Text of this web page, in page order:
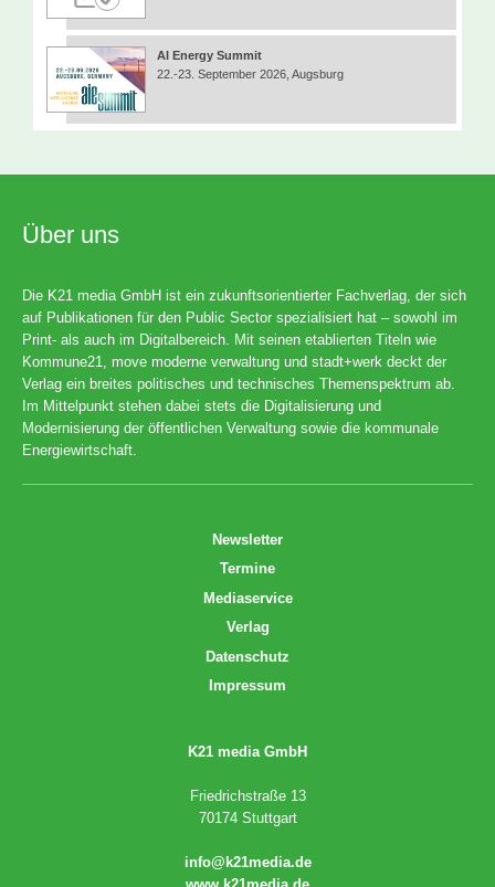
AI Energy Summit
22.-23. September 2026, Augsburg
Über uns
Die K21 media GmbH ist ein zukunftsorientierter Fachverlag, der sich
auf Publikationen für den Public Sector spezialisiert hat – sowohl im
Print- als auch im Digitalbereich. Mit seinen etablierten Titeln wie
Kommune21, move moderne verwaltung und stadt+werk deckt der
Verlag ein breites politisches und technisches Themenspektrum ab.
Im Mittelpunkt stehen dabei stets die Digitalisierung und
Modernisierung der öffentlichen Verwaltung sowie die kommunale
Energiewirtschaft.
Newsletter
Termine
Mediaservice
Verlag
Datenschutz
Impressum
K21 media GmbH
Friedrichstraße 13
70174 Stuttgart
info@k21media.de